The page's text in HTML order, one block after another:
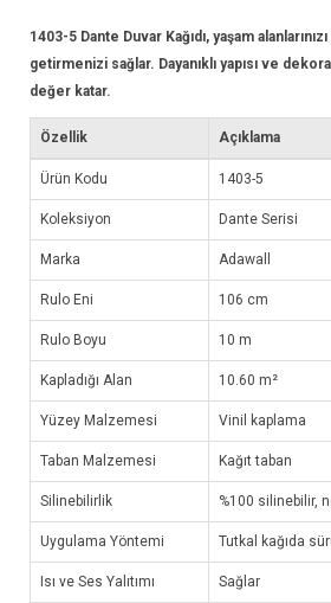
1403-5 Dante Duvar Kağıdı, yaşam
getirmenizi sağlar. Dayanıklı yapısı ve
değer katar.
Özellik Açıklama
Ürün Kodu 1403-5
Koleksiyon Dante Serisi
Marka Adawall
Rulo Eni 106 cm
Rulo Boyu 10 m
Kapladığı Alan 10.60 m²
Yüzey Malzemesi Vinil kaplama
Taban Malzemesi Kağıt taban
Silinebilirlik %100 silinebilir,
Uygulama Yöntemi Tutkal kağıda
Isı ve Ses Yalıtımı Sağlar